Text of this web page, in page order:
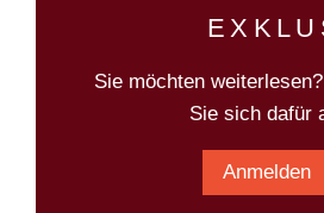
Sie möchten
Sie sich dafür
Anmelden